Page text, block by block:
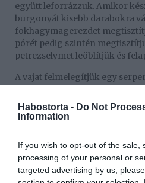
Habostorta - Do Not
Information
If you wish to opt-out of the sale,
processing of your personal or
targeted advertising by us,
együtt leforrázzuk. Amikor
burgonyát kisebb darabokra
fokhagymagerezdet
pórét pedig szintén
petrezselymet leöblítjük és
A vajat felmelegítjük egy
világosbarnára pirítjuk, majd
szerint sózzuk, borsozzuk és
A sütőt 200 °C-ra melegítjük
kikenünk olajjal. A sajtos